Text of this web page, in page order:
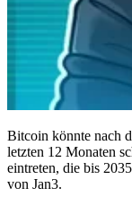
Bitcoin könnte nach
letzten 12 Monaten
eintreten, die bis
von Jan3.